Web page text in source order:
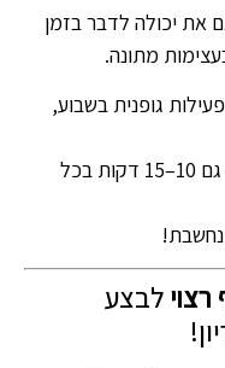
את יכולה לדבר בזמן
מתונה.
דקות פעילות גופנית בשבוע,
ואם את לא מצליחה 30 דקות ברצף – גם 10–15 דקות בכל
לבצע